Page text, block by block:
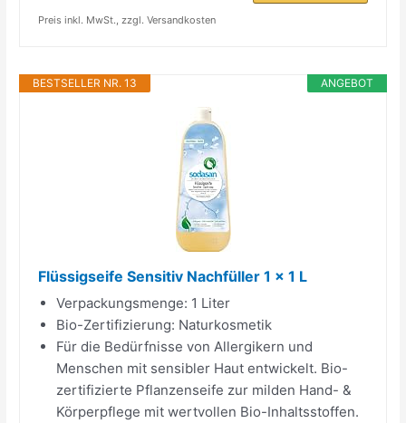
Preis inkl. MwSt., zzgl. Versandkosten
ANGEBOT
BESTSELLER NR. 13
Flüssigseife Sensitiv Nachfüller 1 x 1 L
Verpackungsmenge: 1 Liter
Bio-Zertifizierung: Naturkosmetik
Für die Bedürfnisse von Allergikern und
Menschen mit sensibler Haut entwickelt. Bio-
zertifizierte Pflanzenseife zur milden Hand- &
Körperpflege mit wertvollen Bio-Inhaltsstoffen.